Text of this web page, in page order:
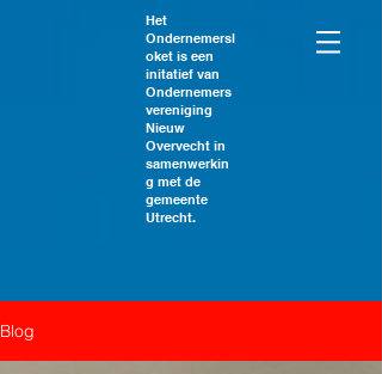
Het
Ondernemersl
oket is een
initatief van
Ondernemers
vereniging
Nieuw
Overvecht in
samenwerkin
g met de
gemeente
Utrecht.
Blog